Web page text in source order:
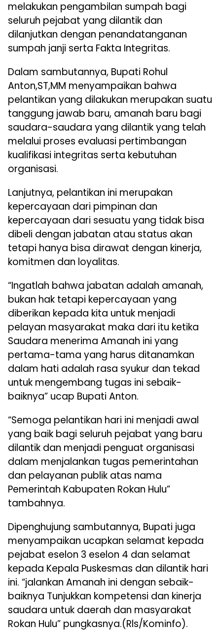
melakukan pengambilan sumpah bagi
seluruh pejabat yang dilantik dan
dilanjutkan dengan penandatanganan
sumpah janji serta Fakta Integritas.
Dalam sambutannya, Bupati Rohul
Anton,ST,MM menyampaikan bahwa
pelantikan yang dilakukan merupakan suatu
tanggung jawab baru, amanah baru bagi
saudara-saudara yang dilantik yang telah
melalui proses evaluasi pertimbangan
kualifikasi integritas serta kebutuhan
organisasi.
Lanjutnya, pelantikan ini merupakan
kepercayaan dari pimpinan dan
kepercayaan dari sesuatu yang tidak bisa
dibeli dengan jabatan atau status akan
tetapi hanya bisa dirawat dengan kinerja,
komitmen dan loyalitas.
“Ingatlah bahwa jabatan adalah amanah,
bukan hak tetapi kepercayaan yang
diberikan kepada kita untuk menjadi
pelayan masyarakat maka dari itu ketika
Saudara menerima Amanah ini yang
pertama-tama yang harus ditanamkan
dalam hati adalah rasa syukur dan tekad
untuk mengembang tugas ini sebaik-
baiknya” ucap Bupati Anton.
“Semoga pelantikan hari ini menjadi awal
yang baik bagi seluruh pejabat yang baru
dilantik dan menjadi penguat organisasi
dalam menjalankan tugas pemerintahan
dan pelayanan publik atas nama
Pemerintah Kabupaten Rokan Hulu”
tambahnya.
Dipenghujung sambutannya, Bupati juga
menyampaikan ucapkan selamat kepada
pejabat eselon 3 eselon 4 dan selamat
kepada Kepala Puskesmas dan dilantik hari
ini. “jalankan Amanah ini dengan sebaik-
baiknya Tunjukkan kompetensi dan kinerja
saudara untuk daerah dan masyarakat
Rokan Hulu” pungkasnya.(Rls/Kominfo).